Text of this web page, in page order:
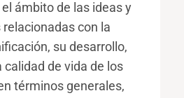
ámbito de las ideas y
relacionadas con la
su desarrollo,
calidad de vida de los
términos generales,